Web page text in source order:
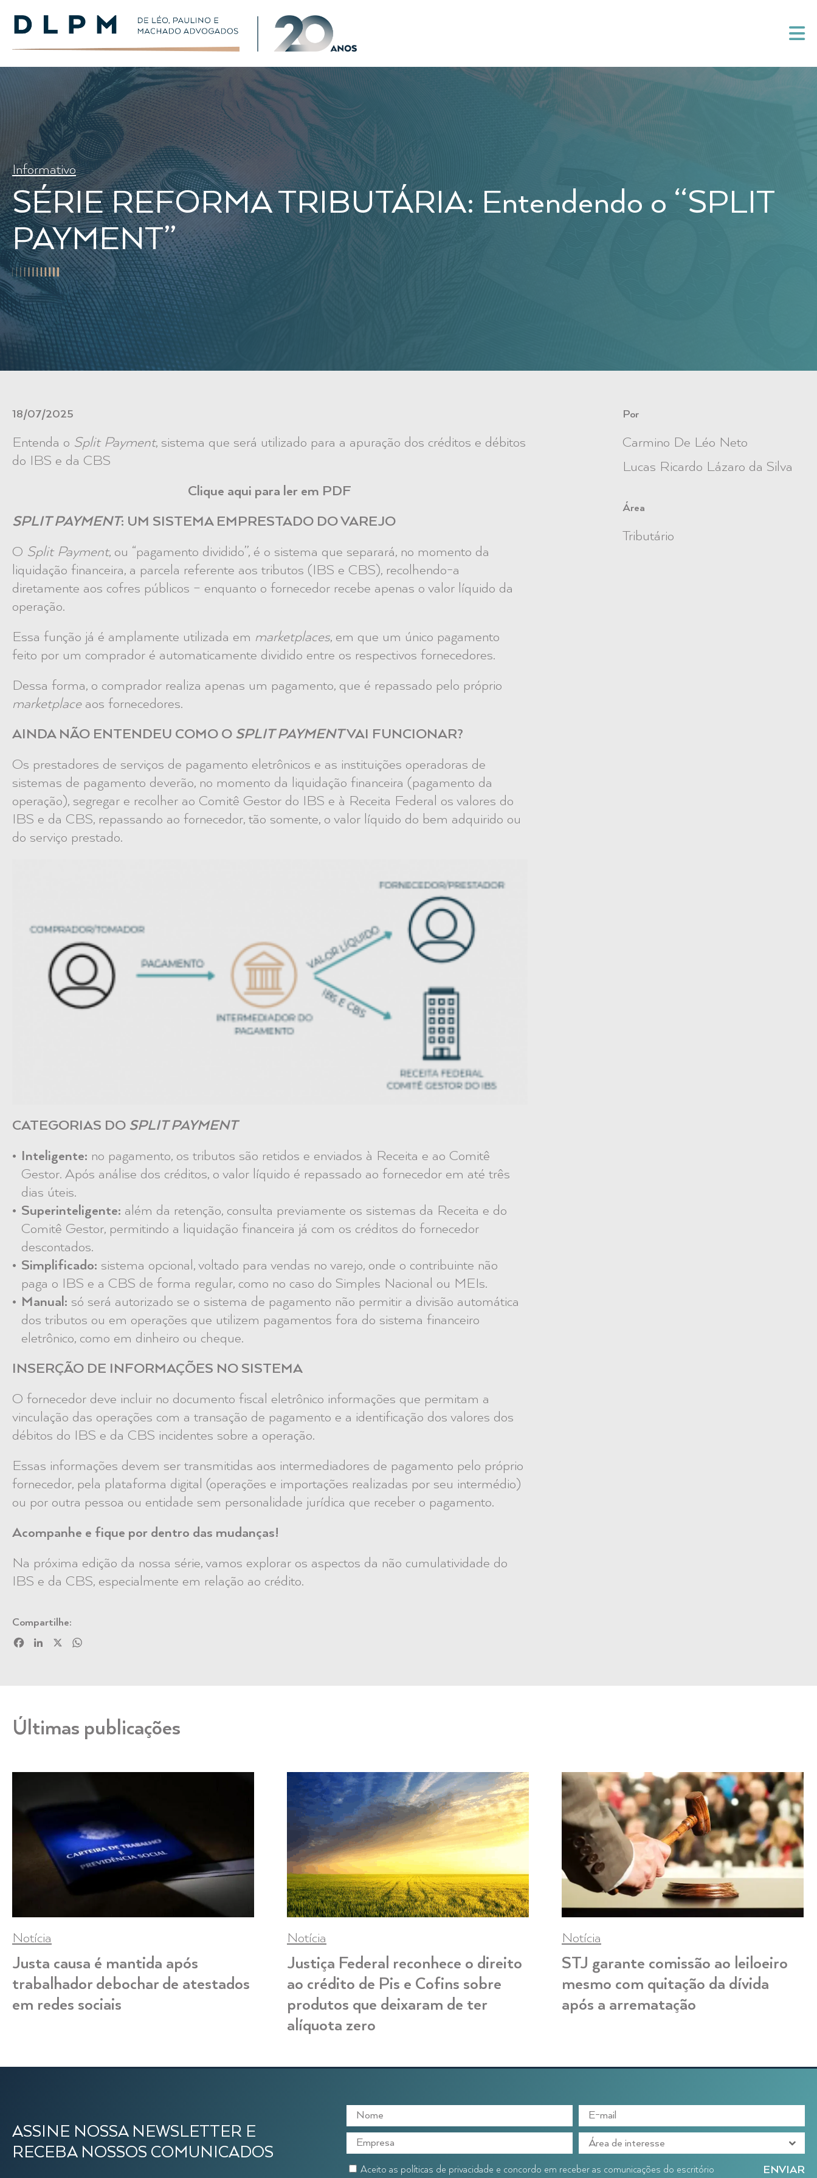
Informativo
SÉRIE REFORMA TRIBUTÁRIA: Entendendo o “SPLIT
PAYMENT”
18/07/2025
Entenda o Split Payment, sistema que será utilizado para a apuração dos créditos e débitos
do IBS e da CBS
Clique aqui para ler em PDF
SPLIT PAYMENT: UM SISTEMA EMPRESTADO DO VAREJO
O Split Payment, ou “pagamento dividido”, é o sistema que separará, no momento da
liquidação financeira, a parcela referente aos tributos (IBS e CBS), recolhendo-a
diretamente aos cofres públicos – enquanto o fornecedor recebe apenas o valor líquido da
operação.
Essa função já é amplamente utilizada em marketplaces, em que um único pagamento
feito por um comprador é automaticamente dividido entre os respectivos fornecedores.
Dessa forma, o comprador realiza apenas um pagamento, que é repassado pelo próprio
marketplaceaos fornecedores.
AINDA NÃO ENTENDEU COMO O SPLIT PAYMENTVAI FUNCIONAR?
Os prestadores de serviços de pagamento eletrônicos e as instituições operadoras de
sistemas de pagamento deverão, no momento da liquidação financeira (pagamento da
operação), segregar e recolher ao Comitê Gestor do IBS e à Receita Federal os valores do
IBS e da CBS, repassando ao fornecedor, tão somente, o valor líquido do bem adquirido ou
do serviço prestado.
CATEGORIAS DO SPLIT PAYMENT
Inteligente: no pagamento, os tributos são retidos e enviados à Receita e ao Comitê
Gestor. Após análise dos créditos, o valor líquido é repassado ao fornecedor em até três
dias úteis.
Superinteligente: além da retenção, consulta previamente os sistemas da Receita e do
Comitê Gestor, permitindo a liquidação financeira já com os créditos do fornecedor
descontados.
Simplificado: sistema opcional, voltado para vendas no varejo, onde o contribuinte não
paga o IBS e a CBS de forma regular, como no caso do Simples Nacional ou MEIs.
Manual: só será autorizado se o sistema de pagamento não permitir a divisão automática
dos tributos ou em operações que utilizem pagamentos fora do sistema financeiro
eletrônico, como em dinheiro ou cheque.
INSERÇÃO DE INFORMAÇÕES NO SISTEMA
O fornecedor deve incluir no documento fiscal eletrônico informações que permitam a
vinculação das operações com a transação de pagamento e a identificação dos valores dos
débitos do IBS e da CBS incidentes sobre a operação.
Essas informações devem ser transmitidas aos intermediadores de pagamento pelo próprio
fornecedor, pela plataforma digital (operações e importações realizadas por seu intermédio)
ou por outra pessoa ou entidade sem personalidade jurídica que receber o pagamento.
Acompanhe e fique por dentro das mudanças!
Na próxima edição da nossa série, vamos explorar os aspectos da não cumulatividade do
IBS e da CBS, especialmente em relação ao crédito.
Por
Carmino De Léo Neto
Lucas Ricardo Lázaro da Silva
Área
Tributário
Compartilhe:
FacebookLinkedIn
Últimas publicações
Notícia
Justa causa é mantida após
trabalhador debochar de atestados
em redes sociais
Notícia
Justiça Federal reconhece o direito
ao crédito de Pis e Cofins sobre
produtos que deixaram de ter
alíquota zero
Notícia
STJ garante comissão ao leiloeiro
mesmo com quitação da dívida
após a arrematação
ASSINE NOSSA NEWSLETTER E
RECEBA NOSSOS COMUNICADOS
Aceito as políticas de privacidade e concordo em receber as comunicações do escritório